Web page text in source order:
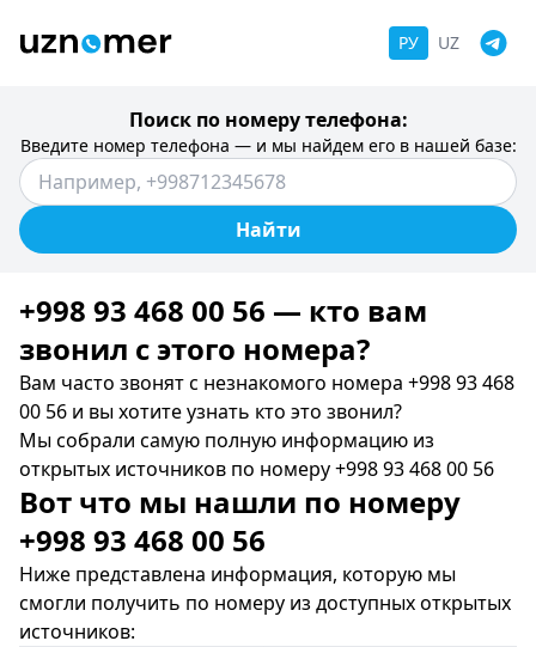
РУ UZ
Поиск по номеру телефона:
Введите номер телефона — и мы найдем его в нашей базе:
Найти
+998 93 468 00 56 — кто вам
звонил c этого номера?
Вам часто звонят с незнакомого номера +998 93 468
00 56 и вы хотите узнать кто это звонил?
Мы собрали самую полную информацию из
открытых источников по номеру +998 93 468 00 56
Вот что мы нашли по номеру
+998 93 468 00 56
Ниже представлена информация, которую мы
смогли получить по номеру из доступных открытых
источников: